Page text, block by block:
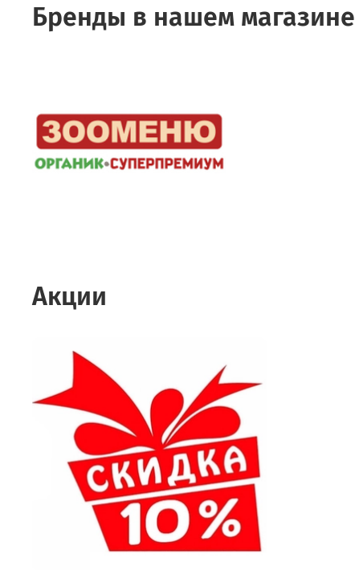
Бренды в нашем магазине
Акции